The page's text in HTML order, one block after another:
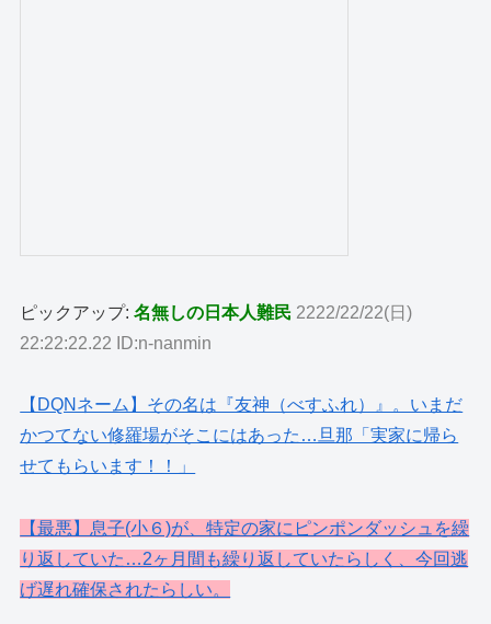
ピックアップ:名無しの日本人難民 2222/22/22(日)
22:22:22.22 ID:n-nanmin
【DQNネーム】その名は『友神（べすふれ）』。いまだ
かつてない修羅場がそこにはあった…旦那「実家に帰ら
せてもらいます！！」
【最悪】息子(小６)が、特定の家にピンポンダッシュを繰
り返していた…2ヶ月間も繰り返していたらしく、今回逃
げ遅れ確保されたらしい。